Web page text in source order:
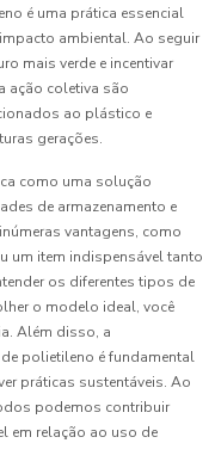
é uma prática essencial
ambiental. Ao seguir
mais verde e incentivar
ação coletiva são
ao plástico e
gerações.
como uma solução
de armazenamento e
vantagens, como
um item indispensável tanto
os diferentes tipos de
o modelo ideal, você
Além disso, a
polietileno é fundamental
práticas sustentáveis. Ao
podemos contribuir
em relação ao uso de